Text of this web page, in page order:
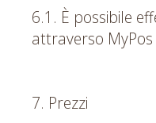
6.1. È possibile
attraverso MyPos
7. Prezzi